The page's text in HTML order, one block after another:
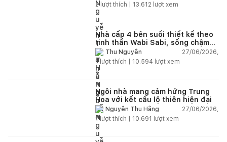
2lượt thích | 13.612 lượt xem
Nhà cấp 4 bên suối thiết kế theo
tinh thần Wabi Sabi, sống chậm
giữa thiên nhiên
Thu Nguyễn
27/06/2026,
1lượt thích | 10.594 lượt xem
Ngôi nhà mang cảm hứng Trung
Hoa với kết cấu lộ thiên hiện đại
Nguyễn Thu Hằng
27/06/2026,
1lượt thích | 10.691 lượt xem